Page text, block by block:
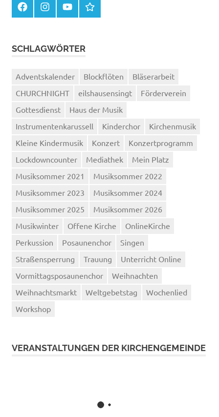
FacebookInstagram
You
Tube
Kontakte
im
SCHLAGWÖRTER
Adventskalender Blockflöten
Bläserarbeit
CHURCHNIGHT
eilshausensingt
Förderverein
Gottesdienst
Haus der Musik
Instrumentenkarussell
Kinderchor
Kirchenmusik
Kleine Kindermusik
Konzert
Konzertprogramm
Lockdowncounter
Mediathek
Mein Platz
Musiksommer 2021
Musiksommer 2022
Musiksommer 2023
Musiksommer 2024
Musiksommer 2025
Musiksommer 2026
Musikwinter
Offene Kirche
OnlineKirche
Perkussion
Posaunenchor
Singen
Straßensperrung
Trauung
Unterricht Online
Vormittagsposaunenchor
Weihnachten
Weihnachtsmarkt
Weltgebetstag
Wochenlied
Workshop
VERANSTALTUNGEN DER KIRCHENGEMEINDE